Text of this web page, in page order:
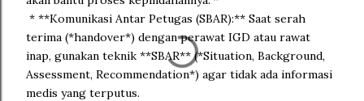
* **Komunikasi Antar Petugas (SBAR):** Saat serah
terima (*handover*) dengan perawat IGD atau rawat
inap, gunakan teknik **SBAR** (*Situation, Background,
Assessment, Recommendation*) agar tidak ada informasi
medis yang terputus.